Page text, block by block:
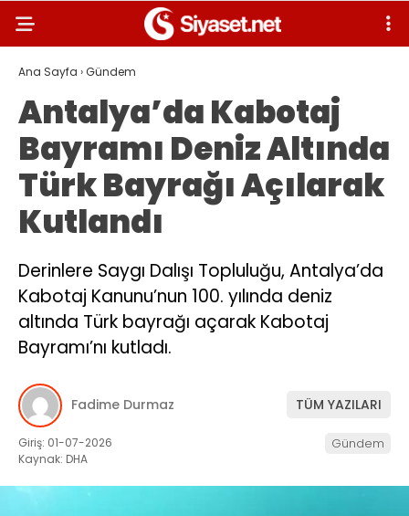
Ana Sayfa ›Gündem
Antalya’da Kabotaj
Bayramı Deniz Altında
Türk Bayrağı Açılarak
Kutlandı
Derinlere Saygı Dalışı Topluluğu, Antalya’da
Kabotaj Kanunu’nun 100. yılında deniz
altında Türk bayrağı açarak Kabotaj
Bayramı’nı kutladı.
Fadime Durmaz TÜM YAZILARI
Giriş: 01-07-2026
Kaynak: DHA
Gündem